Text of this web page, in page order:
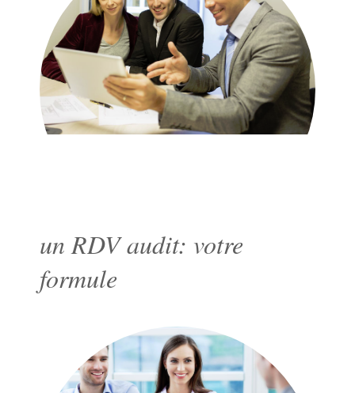
un RDV audit: votre
formule